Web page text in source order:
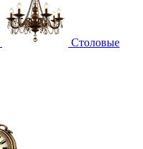
Столовые